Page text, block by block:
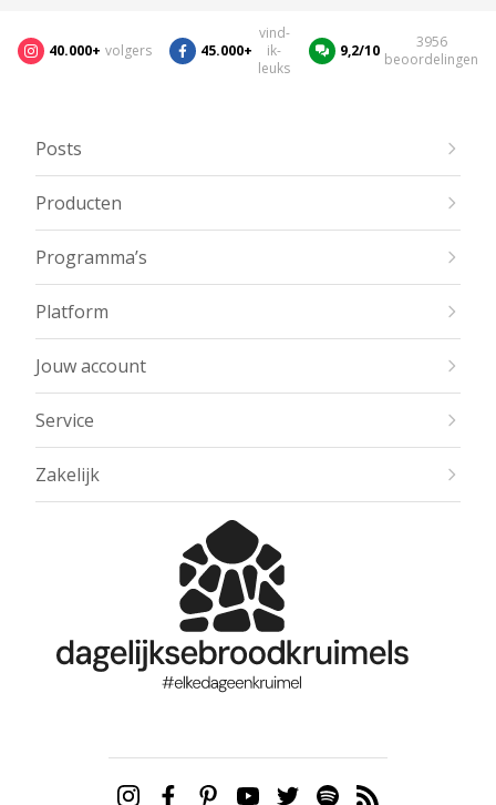
40.000+ volgers 45.000+
vind-
ik-
leuks
9,2/10
3956
beoordelingen
Posts
Producten
Programma’s
Platform
Jouw account
Service
Zakelijk